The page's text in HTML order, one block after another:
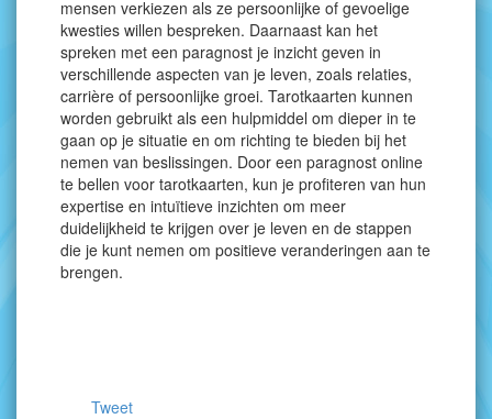
mensen verkiezen als ze persoonlijke of gevoelige
kwesties willen bespreken. Daarnaast kan het
spreken met een paragnost je inzicht geven in
verschillende aspecten van je leven, zoals relaties,
carrière of persoonlijke groei. Tarotkaarten kunnen
worden gebruikt als een hulpmiddel om dieper in te
gaan op je situatie en om richting te bieden bij het
nemen van beslissingen. Door een paragnost online
te bellen voor tarotkaarten, kun je profiteren van hun
expertise en intuïtieve inzichten om meer
duidelijkheid te krijgen over je leven en de stappen
die je kunt nemen om positieve veranderingen aan te
brengen.
Tweet